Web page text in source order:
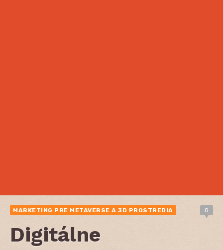
MARKETING PRE METAVERSE A 3D PROSTREDIA 0
Digitálne